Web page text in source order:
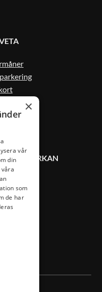
00
×
vår
din
som
de har